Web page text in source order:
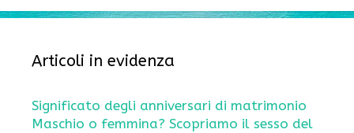
Articoli in evidenza
Significato degli anniversari di matrimonio
Maschio o femmina? Scopriamo il sesso del